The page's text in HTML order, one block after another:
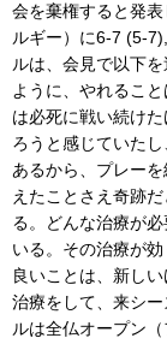
会を棄権すると発
ルギー）に6-7 (5-
ルは、会見で以下
ように、やれるこ
は必死に戦い続け
ろうと感じていた
あるから、プレー
えたことさえ奇跡
る。どんな治療が
いる。その治療が
良いことは、新し
治療をして、来シ
ルは全仏オープン